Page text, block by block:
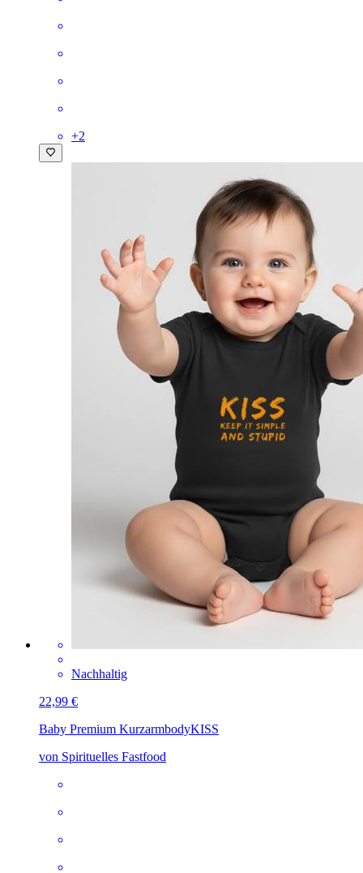
+2
Nachhaltig
22,99 €
Baby Premium KurzarmbodyKISS
von Spirituelles Fastfood